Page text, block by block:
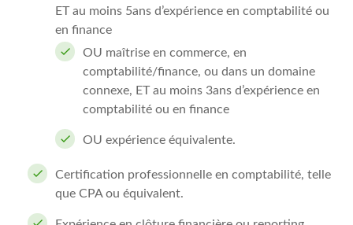
ET au moins 5ans d’expérience en comptabilité ou
en finance
OU maîtrise en commerce, en
comptabilité/finance, ou dans un domaine
connexe, ET au moins 3ans d’expérience en
comptabilité ou en finance
OU expérience équivalente.
Certification professionnelle en comptabilité, telle
que CPA ou équivalent.